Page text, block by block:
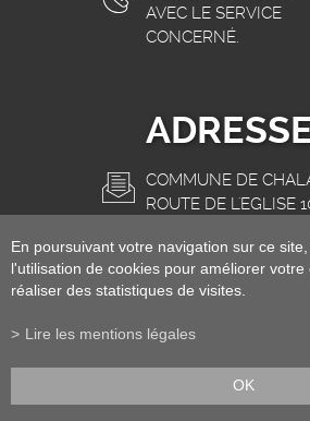
AVEC LE SERVICE
CONCERNÉ.
COMMUNE DE
ROUTE DE L'EGLISE
INFO@CHALAIS.CH
En poursuivant votre navigation sur ce
l'utilisation de cookies pour améliorer
réaliser des statistiques de visites.
Lire les mentions légales
OK